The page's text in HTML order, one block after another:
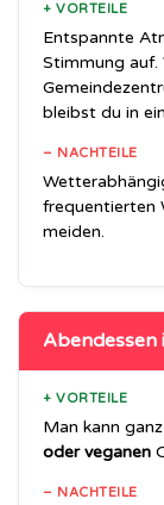
+ VORTEILE
Entspannte
Stimmung auf.
bleibst du in
– NACHTEILE
frequentierten
meiden.
Abendessen
+ VORTEILE
Man kann
oder veganen
– NACHTEILE